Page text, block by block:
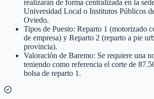
realizarán de forma centralizada en la
Universidad Local o Institutos Públicos
Oviedo.
Tipos de Puesto: Reparto 1 (motorizado
de empresa) y Reparto 2 (reparto a pie
provincia).
Valoración de Baremo: Se requiere una
teniendo como referencia el corte de
bolsa de reparto 1.